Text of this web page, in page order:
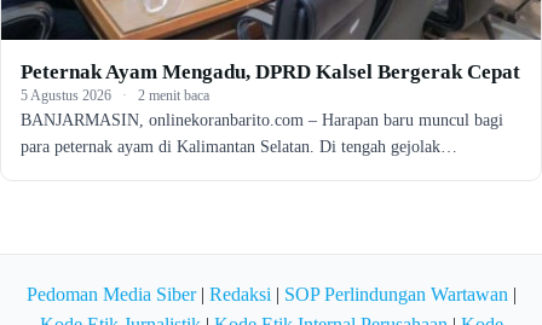
Peternak Ayam Mengadu, DPRD Kalsel Bergerak Cepat
5 Agustus 2026 · 2 menit baca
BANJARMASIN, onlinekoranbarito.com – Harapan baru muncul bagi
para peternak ayam di Kalimantan Selatan. Di tengah gejolak…
Pedoman Media Siber| Redaksi | SOP Perlindungan Wartawan |